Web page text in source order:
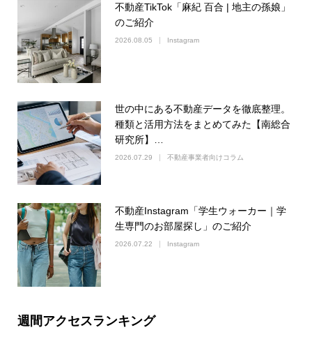
不動産TikTok「麻紀 百合 | 地主の孫娘」
のご紹介
2026.08.05 Instagram
世の中にある不動産データを徹底整理。
種類と活用方法をまとめてみた【南総合
研究所】…
2026.07.29 不動産事業者向けコラム
不動産Instagram「学生ウォーカー｜学
生専門のお部屋探し」のご紹介
2026.07.22 Instagram
週間アクセスランキング